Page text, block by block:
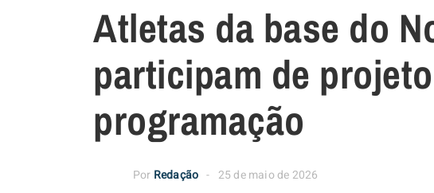
Atletas da base do
participam de
programação
Por Redação 25 de maio de 2026